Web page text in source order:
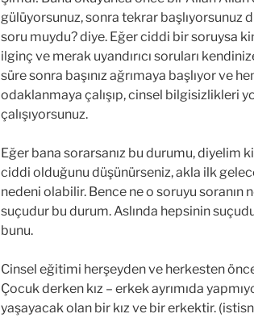
gülüyorsunuz, sonra tekrar başlıyorsunuz
soru muydu? diye. Eğer ciddi bir soruysa
ilginç ve merak uyandırıcı soruları
süre sonra başınız ağrımaya başlıyor ve
odaklanmaya çalışıp, cinsel bilgisizlikleri
çalışıyorsunuz.
Eğer bana sorarsanız bu durumu, diyelim
ciddi olduğunu düşünürseniz, akla ilk
nedeni olabilir. Bence ne o soruyu soranın
suçudur bu durum. Aslında hepsinin
bunu.
Cinsel eğitimi herşeyden ve herkesten
Çocuk derken kız – erkek ayrımıda
yaşayacak olan bir kız ve bir erkektir.